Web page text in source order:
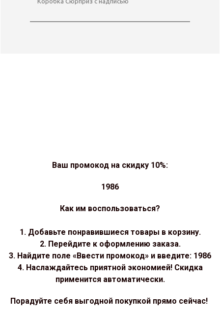
Ваш промокод на скидку 10%:
1986
Как им воспользоваться?
1. Добавьте понравившиеся товары в корзину.
2. Перейдите к оформлению заказа.
3. Найдите поле «Ввести промокод» и введите: 1986
4. Наслаждайтесь приятной экономией! Скидка
применится автоматически.
Порадуйте себя выгодной покупкой прямо сейчас!